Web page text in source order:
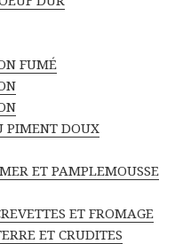
FUMÉ
PIMENT DOUX
ET PAMPLEMOUSSE
ET FROMAGE
ET CRUDITES